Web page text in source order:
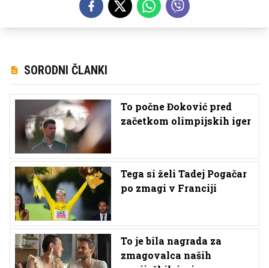
SORODNI ČLANKI
To počne Đoković pred
začetkom olimpijskih iger
Tega si želi Tadej Pogačar
po zmagi v Franciji
To je bila nagrada za
zmagovalca naših